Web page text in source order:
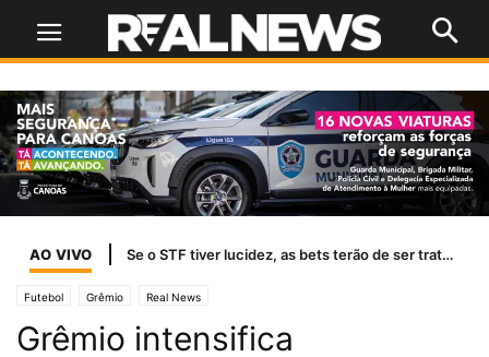
AO VIVO Se o STF tiver lucidez, as bets terão de ser tratadas como jogo de azar
Futebol Grêmio Real News
Grêmio intensifica